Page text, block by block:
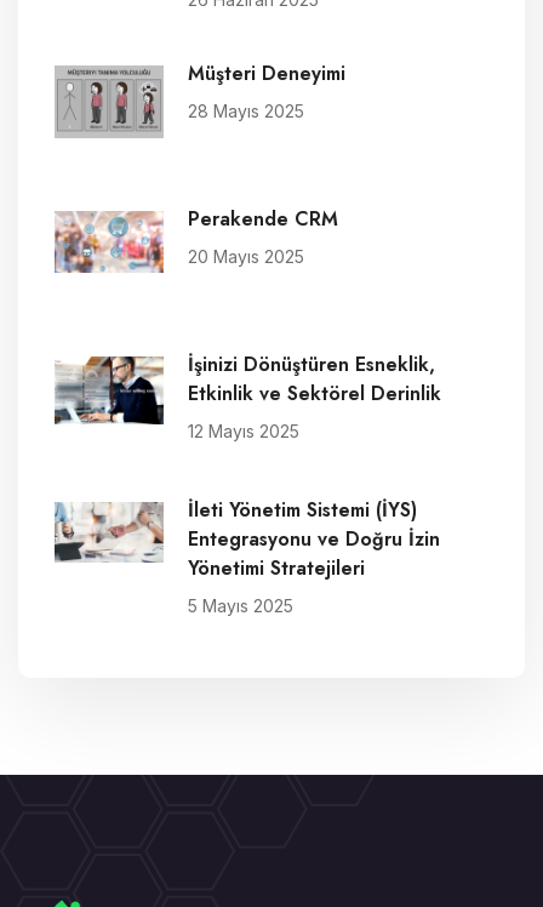
Müşteri Deneyimi
28 Mayıs 2025
Perakende CRM
20 Mayıs 2025
İşinizi Dönüştüren Esneklik,
Etkinlik ve Sektörel Derinlik
12 Mayıs 2025
İleti Yönetim Sistemi (İYS)
Entegrasyonu ve Doğru İzin
Yönetimi Stratejileri
5 Mayıs 2025